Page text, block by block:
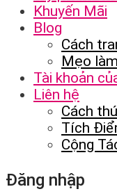
Khuyến Mãi
Blog
Cách
Mẹo
Tài khoản
Liên hệ
Cách
Tích
Cộng
Đăng nhập